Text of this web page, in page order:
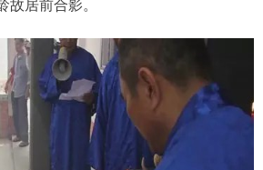
居前合影。